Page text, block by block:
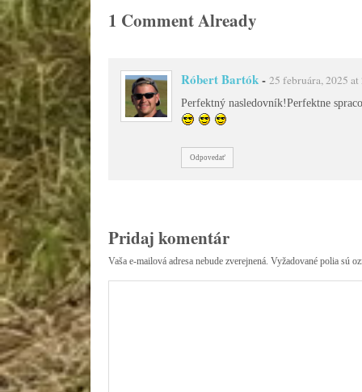
1 Comment Already
Róbert Bartók- 25 februára, 2025
Perfektný nasledovník!Perfektne
Odpovedať
Pridaj komentár
Vaša e-mailová adresa nebude zverejnená. Vyžadované polia sú